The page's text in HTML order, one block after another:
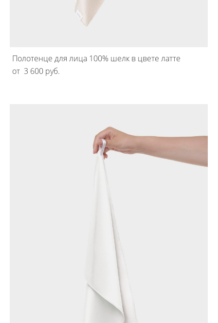
Полотенце для лица 100% шелк в цвете латте
от 3 600 pуб.